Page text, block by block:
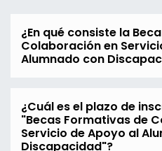
¿En qué consiste la
Colaboración en
Alumnado con
¿Cuál es el plazo de
"Becas Formativas de
Servicio de Apoyo al
Discapacidad"?